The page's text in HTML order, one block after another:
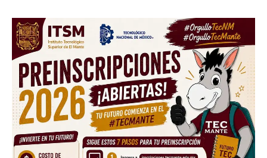
Facebook
Twitter
EmailWhatsApp
Copy
Link
GmailTelegram
Don't miss
out!
Sing up for our newsletter
to stay in the loop.